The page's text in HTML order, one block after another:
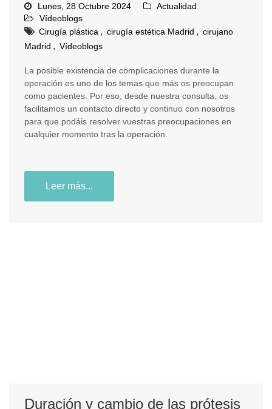
Lunes, 28 Octubre 2024
Actualidad
Vídeoblogs
Cirugía plástica , cirugía estética Madrid , cirujano
Madrid , Vídeoblogs
La posible existencia de complicaciones durante la
operación es uno de los temas que más os preocupan
como pacientes. Por eso, desde nuestra consulta, os
facilitamos un contacto directo y continuo con nosotros
para que podáis resolver vuestras preocupaciones en
cualquier momento tras la operación.
Leer más...
Duración y cambio de las prótesis